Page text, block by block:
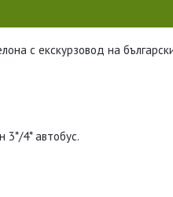
с екскурзовод на
3*/4* автобус.